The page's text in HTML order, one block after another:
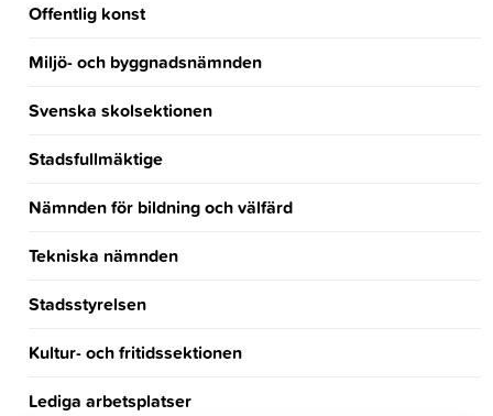
Offentlig konst
Miljö- och byggnadsnämnden
Svenska skolsektionen
Stadsfullmäktige
Nämnden för bildning och välfärd
Tekniska nämnden
Stadsstyrelsen
Kultur- och fritidssektionen
Lediga arbetsplatser